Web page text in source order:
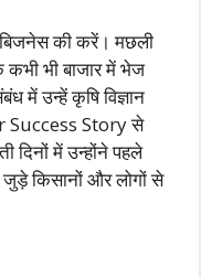
बिजनेस की करें। मछली
भी बाजार में भेज
में उन्हें कृषि विज्ञान
Success Story से
दिनों में उन्होंने पहले
किसानों और लोगों से